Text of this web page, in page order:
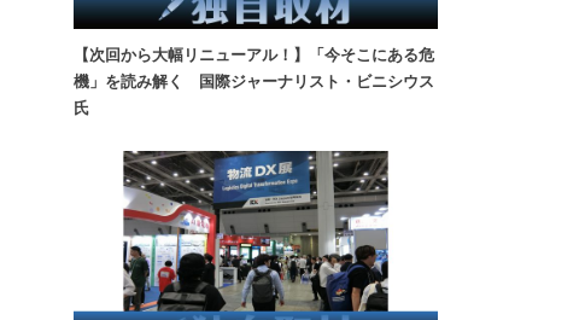
【次回から大幅リニューアル！】「今そこにある危
機」を読み解く 国際ジャーナリスト・ビニシウス
氏